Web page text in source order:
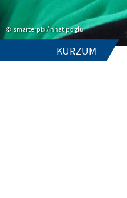
smarterpix / nhatipoglu
KURZUM